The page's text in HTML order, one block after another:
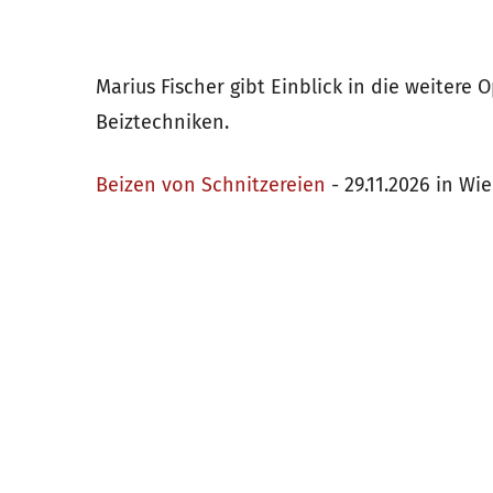
Marius Fischer gibt Einblick in die weitere
Beiztechniken.
Beizen von Schnitzereien - 29.11.2026 in